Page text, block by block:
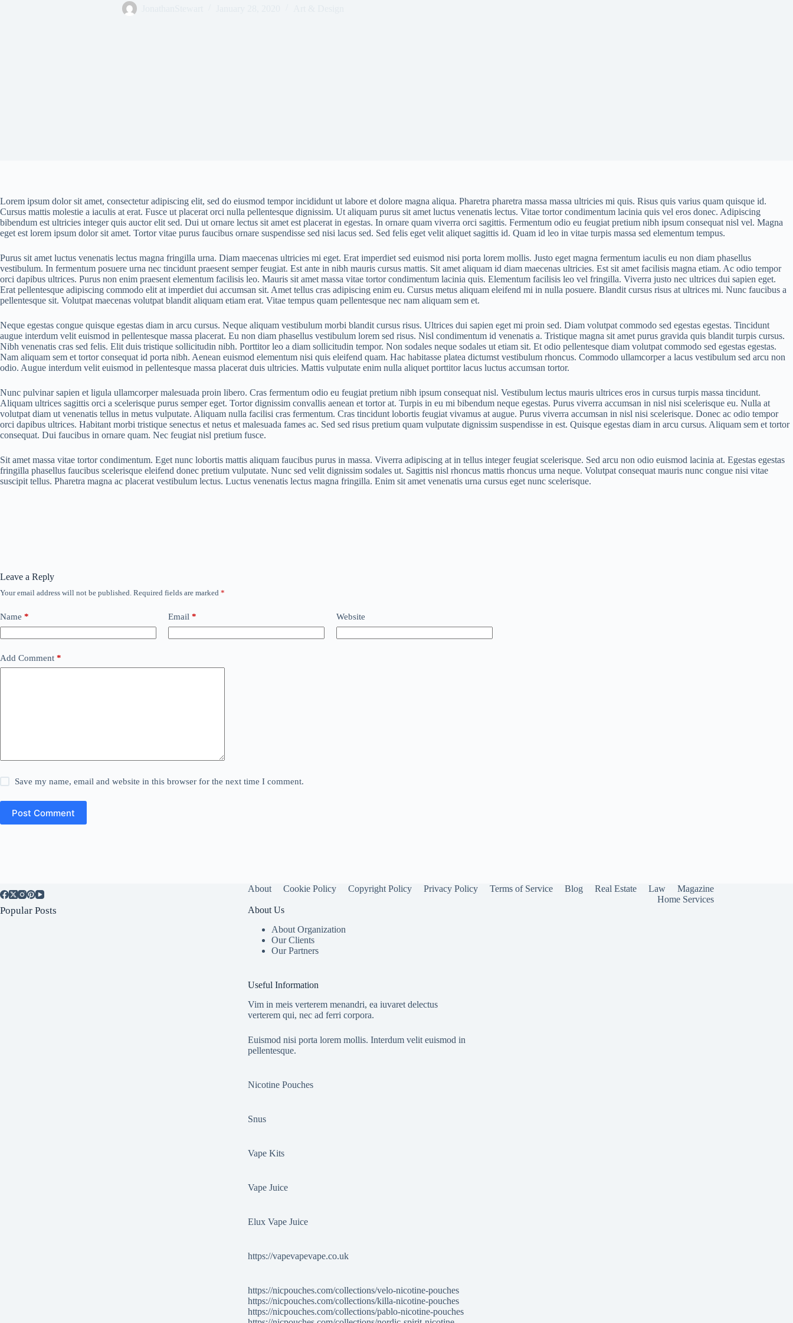
Lorem ipsum dolor sit amet, consectetur adipiscing elit, sed do eiusmod tempor incididunt ut labore et dolore magna aliqua. Pharetra pharetra massa massa ultricies mi quis. Risus quis varius quam quisque id.
Cursus mattis molestie a iaculis at erat. Fusce ut placerat orci nulla pellentesque dignissim. Ut aliquam purus sit amet luctus venenatis lectus. Vitae tortor condimentum lacinia quis vel eros donec. Adipiscing
bibendum est ultricies integer quis auctor elit sed. Dui ut ornare lectus sit amet est placerat in egestas. In ornare quam viverra orci sagittis. Fermentum odio eu feugiat pretium nibh ipsum consequat nisl vel. Magna
eget est lorem ipsum dolor sit amet. Tortor vitae purus faucibus ornare suspendisse sed nisi lacus sed. Sed felis eget velit aliquet sagittis id. Quam id leo in vitae turpis massa sed elementum tempus.
Purus sit amet luctus venenatis lectus magna fringilla urna. Diam maecenas ultricies mi eget. Erat imperdiet sed euismod nisi porta lorem mollis. Justo eget magna fermentum iaculis eu non diam phasellus
vestibulum. In fermentum posuere urna nec tincidunt praesent semper feugiat. Est ante in nibh mauris cursus mattis. Sit amet aliquam id diam maecenas ultricies. Est sit amet facilisis magna etiam. Ac odio tempor
orci dapibus ultrices. Purus non enim praesent elementum facilisis leo. Mauris sit amet massa vitae tortor condimentum lacinia quis. Elementum facilisis leo vel fringilla. Viverra justo nec ultrices dui sapien eget.
Erat pellentesque adipiscing commodo elit at imperdiet dui accumsan sit. Amet tellus cras adipiscing enim eu. Cursus metus aliquam eleifend mi in nulla posuere. Blandit cursus risus at ultrices mi. Nunc faucibus a
pellentesque sit. Volutpat maecenas volutpat blandit aliquam etiam erat. Vitae tempus quam pellentesque nec nam aliquam sem et.
Neque egestas congue quisque egestas diam in arcu cursus. Neque aliquam vestibulum morbi blandit cursus risus. Ultrices dui sapien eget mi proin sed. Diam volutpat commodo sed egestas egestas. Tincidunt
augue interdum velit euismod in pellentesque massa placerat. Eu non diam phasellus vestibulum lorem sed risus. Nisl condimentum id venenatis a. Tristique magna sit amet purus gravida quis blandit turpis cursus.
Nibh venenatis cras sed felis. Elit duis tristique sollicitudin nibh. Porttitor leo a diam sollicitudin tempor. Non sodales neque sodales ut etiam sit. Et odio pellentesque diam volutpat commodo sed egestas egestas.
Nam aliquam sem et tortor consequat id porta nibh. Aenean euismod elementum nisi quis eleifend quam. Hac habitasse platea dictumst vestibulum rhoncus. Commodo ullamcorper a lacus vestibulum sed arcu non
odio. Augue interdum velit euismod in pellentesque massa placerat duis ultricies. Mattis vulputate enim nulla aliquet porttitor lacus luctus accumsan tortor.
Nunc pulvinar sapien et ligula ullamcorper malesuada proin libero. Cras fermentum odio eu feugiat pretium nibh ipsum consequat nisl. Vestibulum lectus mauris ultrices eros in cursus turpis massa tincidunt.
Aliquam ultrices sagittis orci a scelerisque purus semper eget. Tortor dignissim convallis aenean et tortor at. Turpis in eu mi bibendum neque egestas. Purus viverra accumsan in nisl nisi scelerisque eu. Nulla at
volutpat diam ut venenatis tellus in metus vulputate. Aliquam nulla facilisi cras fermentum. Cras tincidunt lobortis feugiat vivamus at augue. Purus viverra accumsan in nisl nisi scelerisque. Donec ac odio tempor
orci dapibus ultrices. Habitant morbi tristique senectus et netus et malesuada fames ac. Sed sed risus pretium quam vulputate dignissim suspendisse in est. Quisque egestas diam in arcu cursus. Aliquam sem et tortor
consequat. Dui faucibus in ornare quam. Nec feugiat nisl pretium fusce.
Sit amet massa vitae tortor condimentum. Eget nunc lobortis mattis aliquam faucibus purus in massa. Viverra adipiscing at in tellus integer feugiat scelerisque. Sed arcu non odio euismod lacinia at. Egestas egestas
fringilla phasellus faucibus scelerisque eleifend donec pretium vulputate. Nunc sed velit dignissim sodales ut. Sagittis nisl rhoncus mattis rhoncus urna neque. Volutpat consequat mauris nunc congue nisi vitae
suscipit tellus. Pharetra magna ac placerat vestibulum lectus. Luctus venenatis lectus magna fringilla. Enim sit amet venenatis urna cursus eget nunc scelerisque.
Leave a Reply
Your email address will not be published. Required fields are marked *
Name * Email * Website
Add Comment *
Save my name, email and website in this browser for the next time I comment.
Post Comment
About Cookie Policy Copyright Policy Privacy Policy Terms of Service Blog Real Estate Law
Magazine
Home Services
Popular Posts
About Us
About Organization
Our Clients
Our Partners
Useful Information
Vim in meis verterem menandri, ea iuvaret delectus
verterem qui, nec ad ferri corpora.
Euismod nisi porta lorem mollis. Interdum velit euismod in
pellentesque.
Nicotine Pouches
Snus
Vape Kits
Vape Juice
Elux Vape Juice
https://vapevapevape.co.uk
https://nicpouches.com/collections/velo-nicotine-pouches
https://nicpouches.com/collections/killa-nicotine-pouches
https://nicpouches.com/collections/pablo-nicotine-pouches